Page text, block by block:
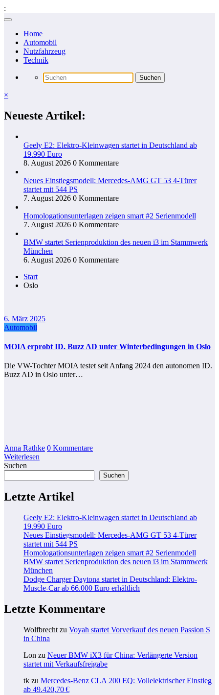
:
Zum
springenHome
Automobil
Nutzfahrzeug
Technik
×
Neueste Artikel:
Geely E2: Elektro-Kleinwagen startet in Deutschland ab
19.990 Euro
8. August 2026 0 Kommentare
Neues Einstiegsmodell: Mercedes-AMG GT 53 4-Türer
startet mit 544 PS
7. August 2026 0 Kommentare
Homologationsunterlagen zeigen smart #2 Serienmodell
7. August 2026 0 Kommentare
BMW startet Serienproduktion des neuen i3 im Stammwerk
München
6. August 2026 0 Kommentare
Start
Oslo
6. März 2025
Automobil
MOIA erprobt ID. Buzz AD unter Winter­bedingungen in Oslo
Die VW-Tochter MOIA testet seit Anfang 2024 den autonomen ID.
Buzz AD in Oslo unter…
Anna Rathke 0 Kommentare
Weiterlesen
Suchen
Suchen
Letzte Artikel
Geely E2: Elektro-Kleinwagen startet in Deutschland ab
19.990 Euro
Neues Einstiegsmodell: Mercedes-AMG GT 53 4-Türer
startet mit 544 PS
Homologationsunterlagen zeigen smart #2 Serienmodell
BMW startet Serienproduktion des neuen i3 im Stammwerk
München
Dodge Charger Daytona startet in Deutschland: Elektro-
Muscle-Car ab 66.000 Euro erhältlich
Letzte Kommentare
Wolfbrecht zu Voyah startet Vorverkauf des neuen Passion S
in China
Lon zu Neuer BMW iX3 für China: Verlängerte Version
startet mit Verkaufsfreigabe
tk zu Mercedes-Benz CLA 200 EQ: Vollelektrischer Einstieg
ab 49.420,70 €